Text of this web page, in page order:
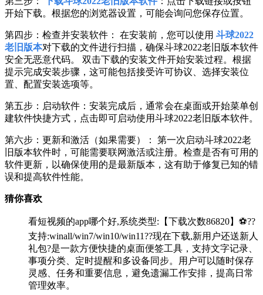
开始下载。根据您的浏览器设置，可能会询问您保存位置。
第四步：检查并安装软件： 在安装前，您可以使用 斗球2022
老旧版本对下载的文件进行扫描，确保斗球2022老旧版本软件
安全无恶意代码。 双击下载的安装文件开始安装过程。根据
提示完成安装步骤，这可能包括接受许可协议、选择安装位
置、配置安装选项等。
第五步：启动软件：安装完成后，通常会在桌面或开始菜单创
建软件快捷方式，点击即可启动使用斗球2022老旧版本软件。
第六步：更新和激活（如果需要）： 第一次启动斗球2022老
旧版本软件时，可能需要联网激活或注册。检查是否有可用的
软件更新，以确保使用的是最新版本，这有助于修复已知的错
误和提高软件性能。
猜你喜欢
看短视频的app哪个好,系统类型:【下载次数86820】⚽??
支持:winall/win7/win10/win11??现在下载,新用户还送新人
礼包?是一款方便快捷的桌面便签工具，支持文字记录、
事项分类、定时提醒和多设备同步。用户可以随时保存
灵感、任务和重要信息，避免遗漏工作安排，提高日常
管理效率。